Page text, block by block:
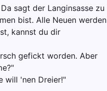
sagt der Langinsasse zu
bist. Alle Neuen werden
kannst du dir
gefickt worden. Aber
will 'nen Dreier!"